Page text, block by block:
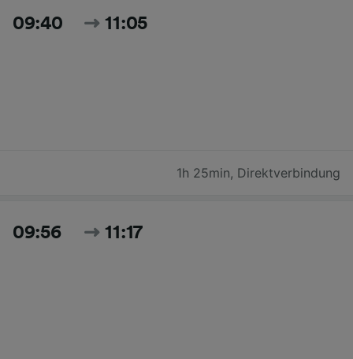
09:40 11:05
1h 25min, Direktverbindung
09:56 11:17